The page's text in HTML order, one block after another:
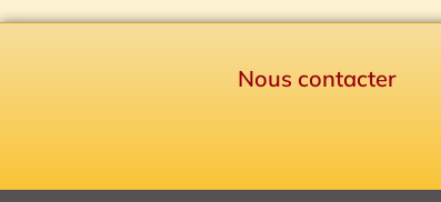
Nous contacter